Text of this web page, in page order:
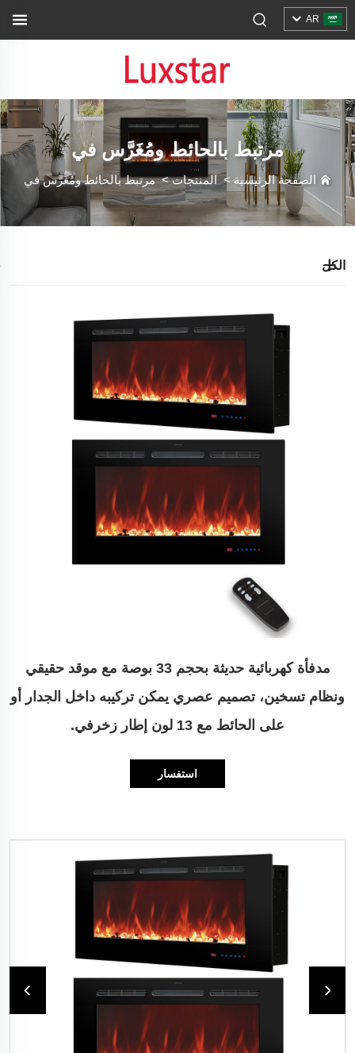
AR
مرتبط بالحائط ومُغَرَّس في
الصفحة الرئيسية> المنتجات>مرتبط بالحائط ومُغَرَّس في
الكل
مدفأة كهربائية حديثة بحجم 33 بوصة مع موقد حقيقي
ونظام تسخين، تصميم عصري يمكن تركيبه داخل الجدار أو
على الحائط مع 13 لون إطار زخرفي.
استفسار